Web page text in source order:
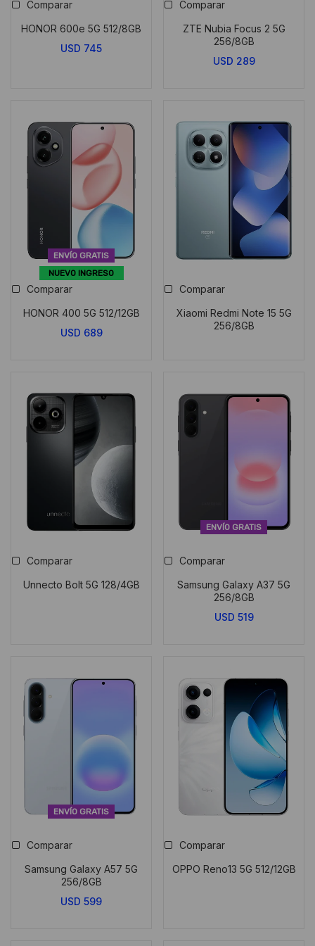
Comparar
HONOR 600e 5G 512/8GB
USD 745
Comparar
ZTE Nubia Focus 2 5G
256/8GB
USD 289
NUEVO INGRESO
ENVÍO GRATIS
Comparar
HONOR 400 5G 512/12GB
USD 689
Comparar
Xiaomi Redmi Note 15 5G
256/8GB
Comparar
Unnecto Bolt 5G 128/4GB
ENVÍO GRATIS
Comparar
Samsung Galaxy A37 5G
256/8GB
USD 519
ENVÍO GRATIS
Comparar
Samsung Galaxy A57 5G
256/8GB
USD 599
Comparar
OPPO Reno13 5G 512/12GB